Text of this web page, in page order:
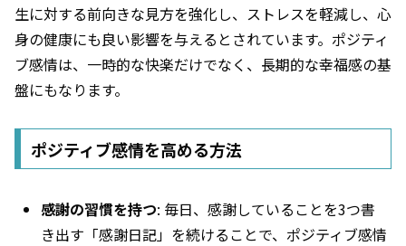
生に対する前向きな見方を強化し、ストレスを軽減し、心
身の健康にも良い影響を与えるとされています。ポジティ
ブ感情は、一時的な快楽だけでなく、長期的な幸福感の基
盤にもなります。
ポジティブ感情を高める方法
感謝の習慣を持つ: 毎日、感謝していることを3つ書
き出す「感謝日記」を続けることで、ポジティブ感情